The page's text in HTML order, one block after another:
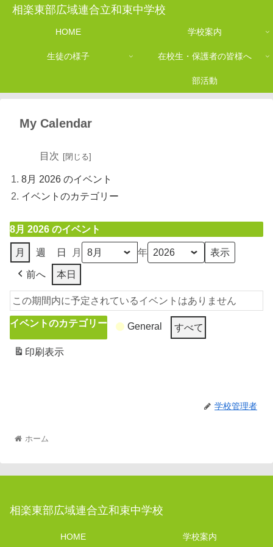
相楽東部広域連合立和束中学校
HOME 学校案内
生徒の様子 在校生・保護者の皆様へ
部活動
My Calendar
目次
8月 2026 のイベント
イベントのカテゴリー
8月 2026 のイベント
月 週 日 月 年
前へ 本日
この期間内に予定されているイベントはありません
イベントのカテゴリー General すべて
印刷表示
学校管理者
ホーム
相楽東部広域連合立和束中学校
HOME 学校案内